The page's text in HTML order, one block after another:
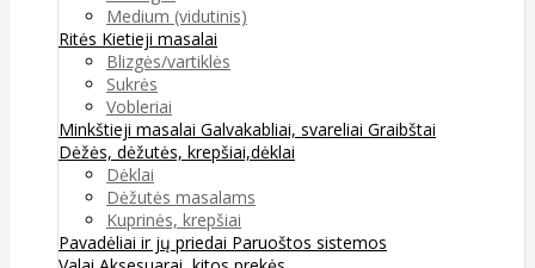
Medium (vidutinis)
Ritės Kietieji masalai
Blizgės/vartiklės
Sukrės
Vobleriai
Minkštieji masalai Galvakabliai, svareliai Graibštai
Dėžės, dėžutės, krepšiai,dėklai
Dėklai
Dėžutės masalams
Kuprinės, krepšiai
Pavadėliai ir jų priedai Paruoštos sistemos